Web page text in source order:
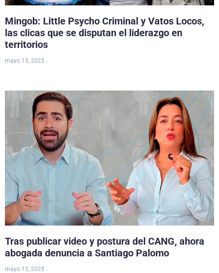
Mingob: Little Psycho Criminal y Vatos Locos,
las clicas que se disputan el liderazgo en
territorios
mayo 13, 2025
Tras publicar video y postura del CANG, ahora
abogada denuncia a Santiago Palomo
mayo 13, 2025